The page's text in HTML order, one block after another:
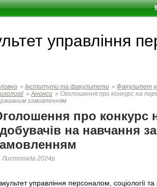
управлiння
» Інститути та факультети » Факультет
» Анонси » Оголошення про конкурс на
замовленням
про конкурс
на навчання
Листопада 2024р.
управління персоналом, соціології